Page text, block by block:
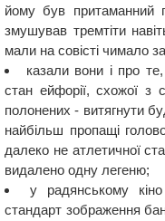
йому був притаманний
змушував тремтіти
мали на совісті чимало
казали вони і про
стан ейфорії, схожої з
полонених - витягнути
найбільш пропащі
далеко не атлетичної
видалено одну легеню;
у радянському
стандарт зображення